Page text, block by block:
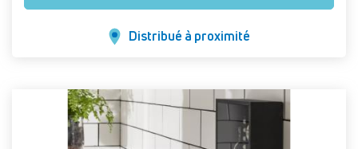
Distribué à proximité